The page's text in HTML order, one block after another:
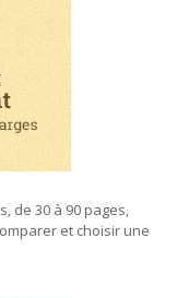
de 30 à 90 pages,
et choisir une